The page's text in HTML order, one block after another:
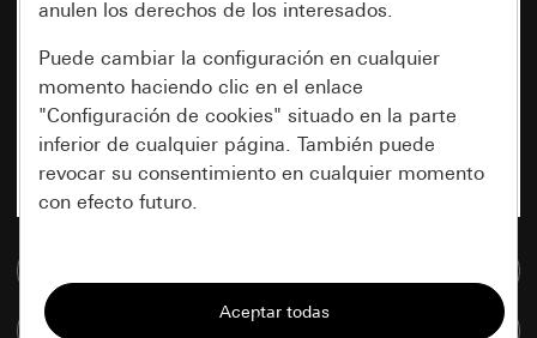
anulen los derechos de los interesados.
Puede cambiar la configuración en cualquier
momento haciendo clic en el enlace
"Configuración de cookies" situado en la parte
inferior de cualquier página. También puede
revocar su consentimiento en cualquier momento
con efecto futuro.
Todas las cookies que necesitamos para